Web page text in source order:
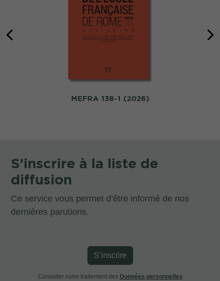
MEFRA 138-1 (2026)
S’inscrire à la liste de
diffusion
Ce service vous permet d’être informé de nos
dernières parutions.
S’inscrire
Consulter notre traitement des Données personnelles